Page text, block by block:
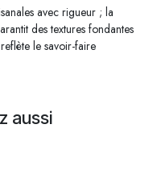
avec rigueur ; la
des textures fondantes
le savoir-faire
aussi